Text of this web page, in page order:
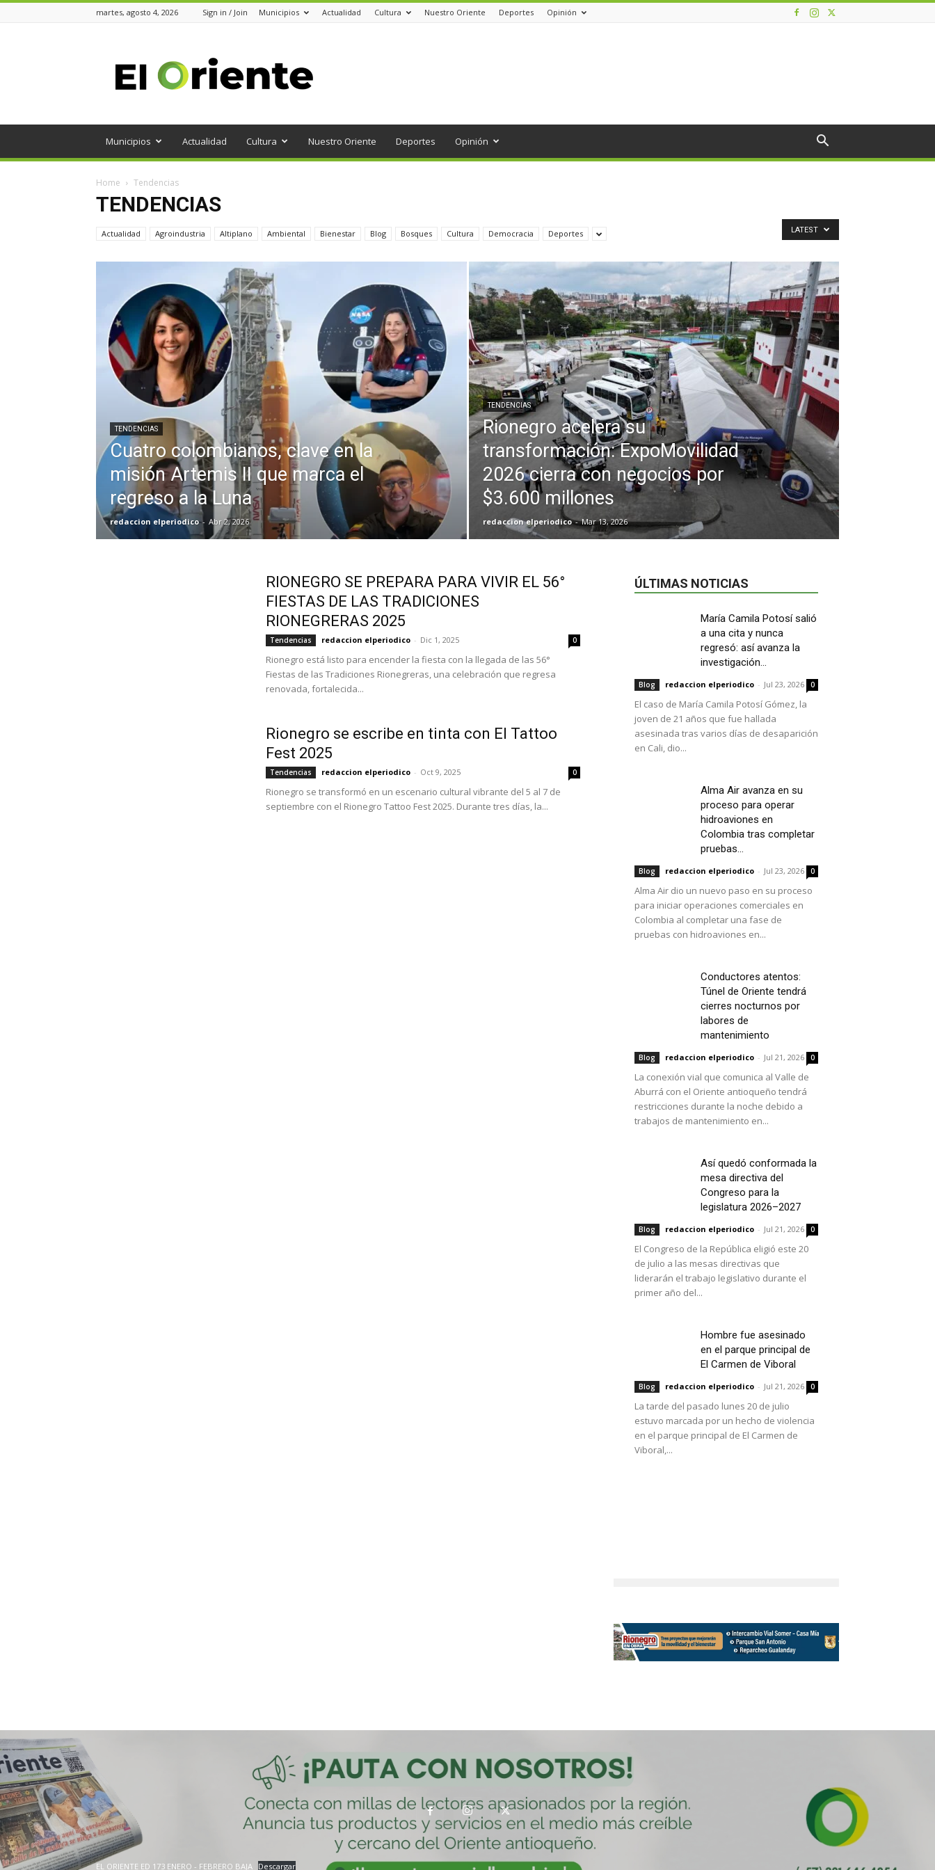
martes, agosto 4, 2026 Sign in / Join Municipios Actualidad Cultura Nuestro Oriente Deportes Opinión
el
Oriente
Municipios Actualidad Cultura Nuestro Oriente Deportes Opinión
Home Tendencias
TENDENCIAS
Actualidad Agroindustria Altiplano Ambiental Bienestar Blog Bosques Cultura Democracia Deportes LATEST
TENDENCIAS
Cuatro colombianos, clave en la
misión Artemis II que marca el
regreso a la Luna
redaccion elperiodico - Abr 2, 2026
TENDENCIAS
Rionegro acelera su
transformación: ExpoMovilidad
2026 cierra con negocios por
$3.600 millones
redaccion elperiodico - Mar 13, 2026
RIONEGRO SE PREPARA PARA VIVIR EL 56°
FIESTAS DE LAS TRADICIONES
RIONEGRERAS 2025
Tendencias redaccion elperiodico - Dic 1, 2025 0
Rionegro está listo para encender la fiesta con la llegada de las 56°
Fiestas de las Tradiciones Rionegreras, una celebración que regresa
renovada, fortalecida...
Rionegro se escribe en tinta con El Tattoo
Fest 2025
Tendencias redaccion elperiodico - Oct 9, 2025 0
Rionegro se transformó en un escenario cultural vibrante del 5 al 7 de
septiembre con el Rionegro Tattoo Fest 2025. Durante tres días, la...
ÚLTIMAS NOTICIAS
María Camila Potosí salió
a una cita y nunca
regresó: así avanza la
investigación...
Blog redaccion elperiodico - Jul 23, 2026 0
El caso de María Camila Potosí Gómez, la
joven de 21 años que fue hallada
asesinada tras varios días de desaparición
en Cali, dio...
Alma Air avanza en su
proceso para operar
hidroaviones en
Colombia tras completar
pruebas...
Blog redaccion elperiodico - Jul 23, 2026 0
Alma Air dio un nuevo paso en su proceso
para iniciar operaciones comerciales en
Colombia al completar una fase de
pruebas con hidroaviones en...
Conductores atentos:
Túnel de Oriente tendrá
cierres nocturnos por
labores de
mantenimiento
Blog redaccion elperiodico - Jul 21, 2026 0
La conexión vial que comunica al Valle de
Aburrá con el Oriente antioqueño tendrá
restricciones durante la noche debido a
trabajos de mantenimiento en...
Así quedó conformada la
mesa directiva del
Congreso para la
legislatura 2026–2027
Blog redaccion elperiodico - Jul 21, 2026 0
El Congreso de la República eligió este 20
de julio a las mesas directivas que
liderarán el trabajo legislativo durante el
primer año del...
Hombre fue asesinado
en el parque principal de
El Carmen de Viboral
Blog redaccion elperiodico - Jul 21, 2026 0
La tarde del pasado lunes 20 de julio
estuvo marcada por un hecho de violencia
en el parque principal de El Carmen de
Viboral,...
EL ORIENTE ED 173 ENERO - FEBRERO BAJA Descargar